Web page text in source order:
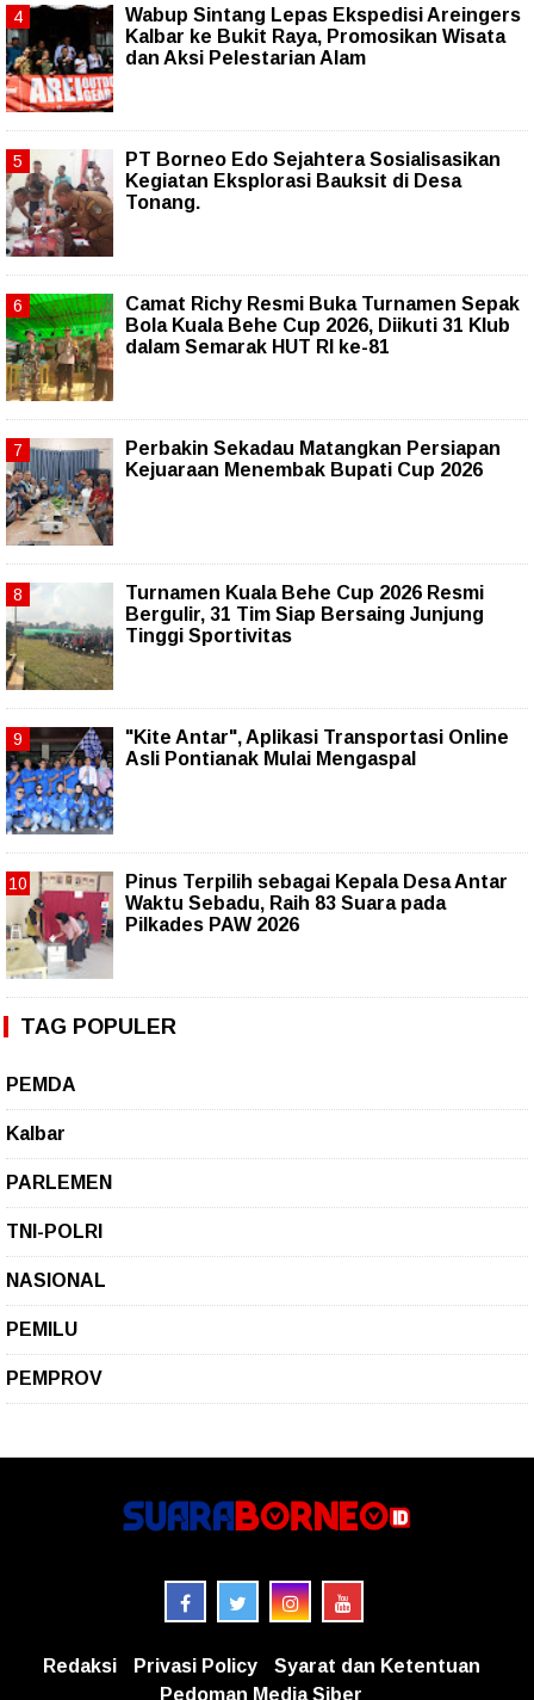
Wabup Sintang Lepas Ekspedisi Areingers
Kalbar ke Bukit Raya, Promosikan Wisata
dan Aksi Pelestarian Alam
PT Borneo Edo Sejahtera Sosialisasikan
Kegiatan Eksplorasi Bauksit di Desa
Tonang.
Camat Richy Resmi Buka Turnamen Sepak
Bola Kuala Behe Cup 2026, Diikuti 31 Klub
dalam Semarak HUT RI ke-81
Perbakin Sekadau Matangkan Persiapan
Kejuaraan Menembak Bupati Cup 2026
Turnamen Kuala Behe Cup 2026 Resmi
Bergulir, 31 Tim Siap Bersaing Junjung
Tinggi Sportivitas
"Kite Antar", Aplikasi Transportasi Online
Asli Pontianak Mulai Mengaspal
Pinus Terpilih sebagai Kepala Desa Antar
Waktu Sebadu, Raih 83 Suara pada
Pilkades PAW 2026
TAG POPULER
PEMDA
Kalbar
PARLEMEN
TNI-POLRI
NASIONAL
PEMILU
PEMPROV
Redaksi Privasi Policy
Syarat dan Ketentuan
Pedoman Media Siber